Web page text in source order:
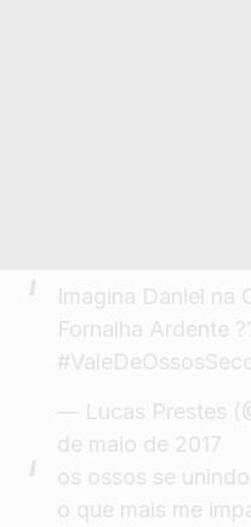
Imagina Daniel na
Fornalha Ardente
— Lucas Prestes
de maio de 2017
os ossos se
o que mais me